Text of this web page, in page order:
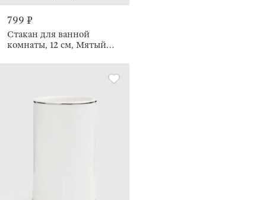
799 ₽
Стакан для ванной
комнаты, 12 см, Мятый